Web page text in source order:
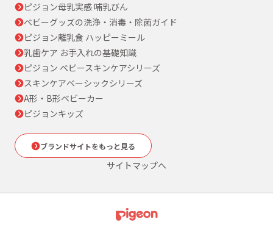
ピジョン母乳実感 哺乳びん
ベビーグッズの洗浄・消毒・除菌ガイド
ピジョン離乳食 ハッピーミール
乳歯ケア お手入れの基礎知識
ピジョン ベビースキンケアシリーズ
スキンケアベーシックシリーズ
A形・B形ベビーカー
ピジョンキッズ
ブランドサイトをもっと見る
サイトマップへ